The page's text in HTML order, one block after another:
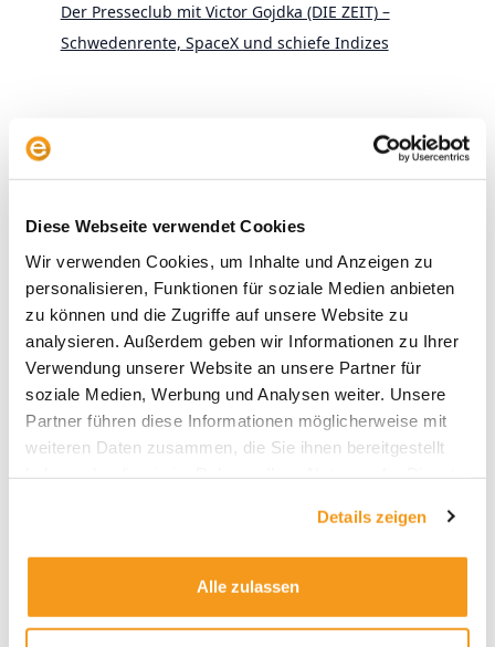
Diese Webseite verwendet Cookies
Wir verwenden Cookies, um Inhalte und Anzeigen zu
personalisieren, Funktionen für soziale Medien anbieten
zu können und die Zugriffe auf unsere Website zu
analysieren. Außerdem geben wir Informationen zu Ihrer
Verwendung unserer Website an unsere Partner für
soziale Medien, Werbung und Analysen weiter. Unsere
Partner führen diese Informationen möglicherweise mit
weiteren Daten zusammen, die Sie ihnen bereitgestellt
Details zeigen
Alle zulassen
Der Presseclub mit Victor Gojdka (DIE ZEIT) –
Schwedenrente, SpaceX und schiefe Indizes
Archive
2026
2025
2024
2023
2022
2021
2018